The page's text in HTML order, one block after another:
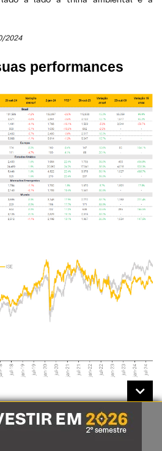
2024
performances
médio das cotações dos ativos de
com o desenvolvimento
estratégico com a sustentabilidade